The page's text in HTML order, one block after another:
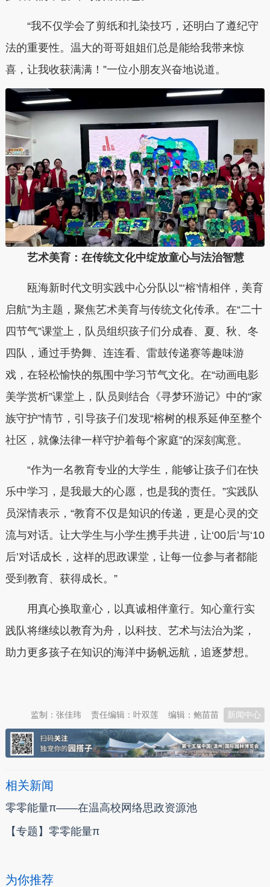
“我不仅学会了剪纸和扎染技巧，还明白了遵纪守
法的重要性。温大的哥哥姐姐们总是能给我带来惊
喜，让我收获满满！”一位小朋友兴奋地说道。
艺术美育：在传统文化中绽放童心与法治智慧
瓯海新时代文明实践中心分队以“‘榕’情相伴，美育
启航”为主题，聚焦艺术美育与传统文化传承。在“二十
四节气”课堂上，队员组织孩子们分成春、夏、秋、冬
四队，通过手势舞、连连看、雷鼓传递赛等趣味游
戏，在轻松愉快的氛围中学习节气文化。在“动画电影
美学赏析”课堂上，队员则结合《寻梦环游记》中的“家
族守护”情节，引导孩子们发现“榕树的根系延伸至整个
社区，就像法律一样守护着每个家庭”的深刻寓意。
“作为一名教育专业的大学生，能够让孩子们在快
乐中学习，是我最大的心愿，也是我的责任。”实践队
员深情表示，“教育不仅是知识的传递，更是心灵的交
流与对话。让大学生与小学生携手共进，让‘00后’与‘10
后’对话成长，这样的思政课堂，让每一位参与者都能
受到教育、获得成长。”
用真心换取童心，以真诚相伴童行。知心童行实
践队将继续以教育为舟，以科技、艺术与法治为桨，
助力更多孩子在知识的海洋中扬帆远航，追逐梦想。
新闻中心
编辑：鲍苗苗
责任编辑：叶双莲
监制：张佳玮
相关新闻
零零能量π——在温高校网络思政资源池
【专题】零零能量π
为你推荐